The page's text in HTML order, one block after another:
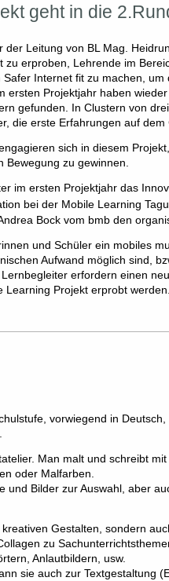
geht in die
der Leitung von BL Mag.
zu erproben, Lehrende im
Internet fit zu machen,
ersten Projektjahr haben
gefunden. In Clustern von
die erste Erfahrungen auf
sich in diesem
Bewegung zu gewinnen.
im ersten Projektjahr das
bei der Mobile Learning
Bock vom bmb den
und Schüler ein mobiles
Aufwand möglich sind,
erfordern einen
Learning Projekt erprobt
vorwiegend in Deutsch,
Man malt und schreibt
oder Malfarben.
und Bilder zur Auswahl, aber
Gestalten, sondern
zu
Anlautbildern, usw.
sie auch zur Textgestaltung